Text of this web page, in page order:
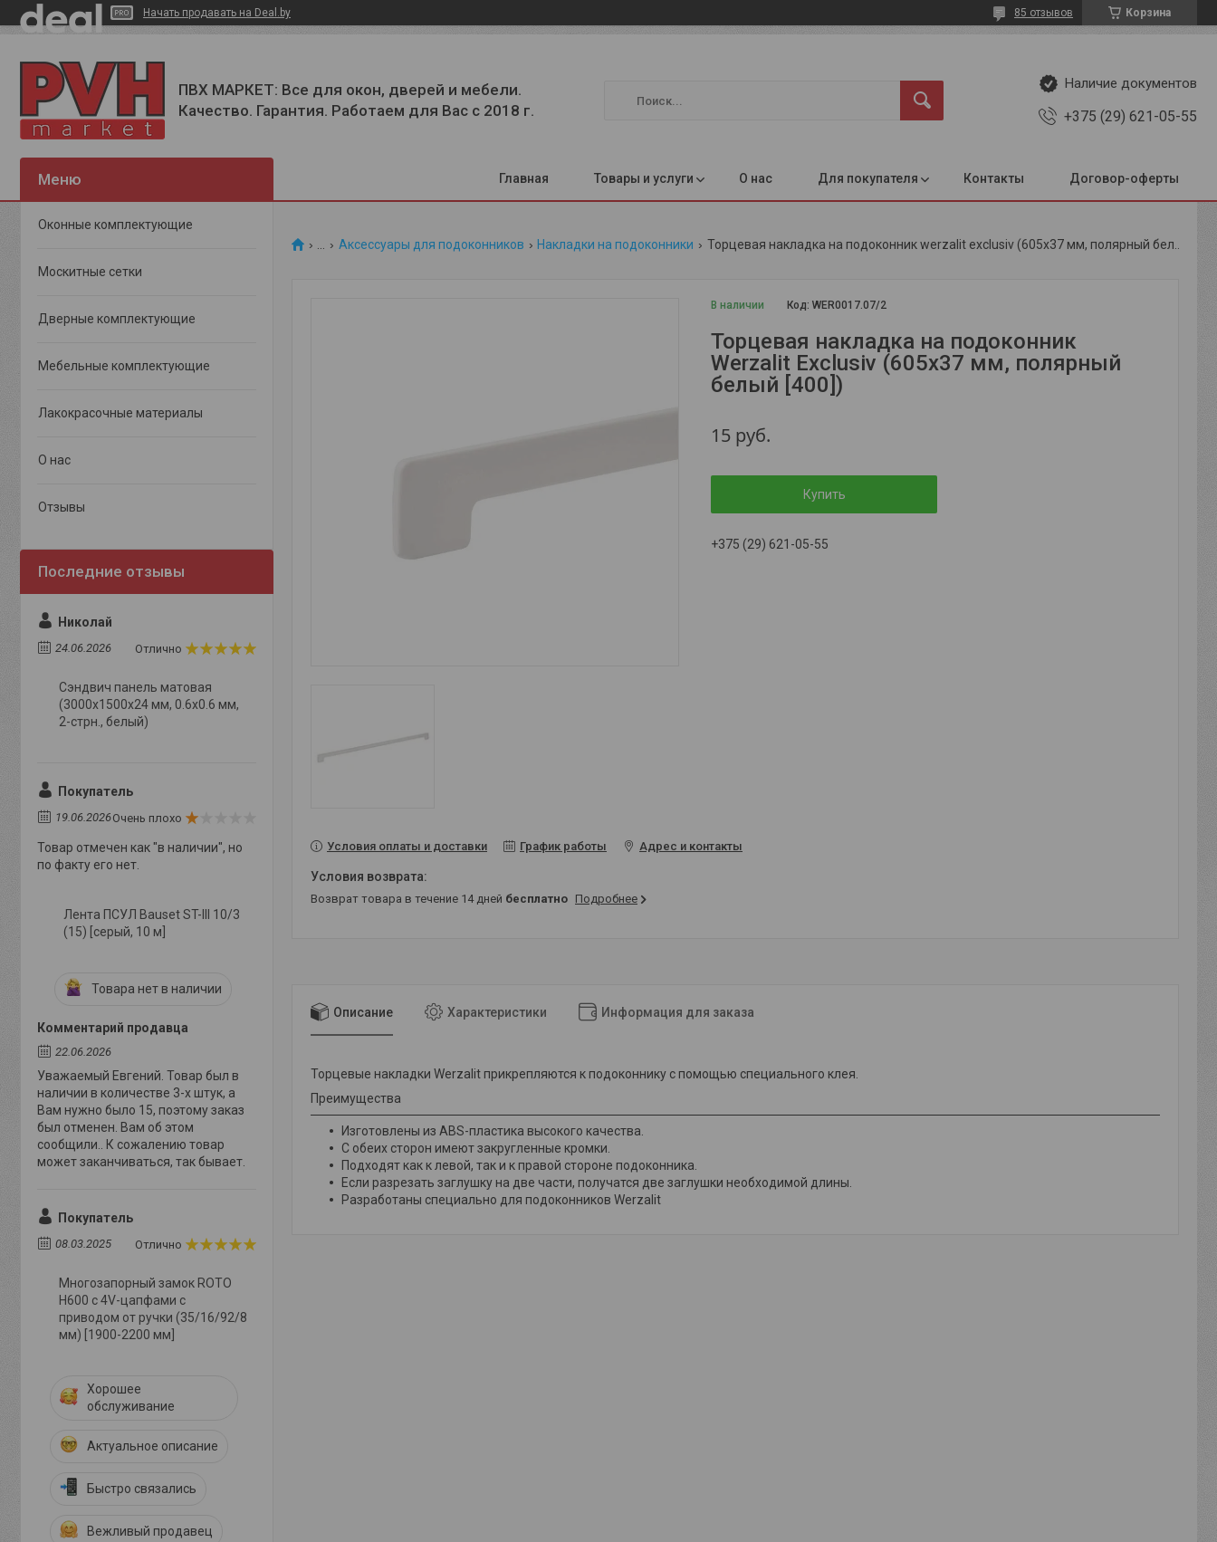
Начать продавать на Deal.by Корзина
85 отзывов
ПВХ МАРКЕТ: Все для окон, дверей и мебели.
Качество. Гарантия. Работаем для Вас с 2018 г.
Наличие документов
+375 (29) 621-05-55
Главная Товары и услуги О нас Для покупателя Контакты Договор-оферты
Аксессуары для подоконников Накладки на подоконники
В наличии Код:WER0017.07/2
Торцевая накладка на подоконник
Werzalit Exclusiv (605x37 мм, полярный
белый [400])
15 руб.
Купить
+375 (29) 621-05-55
Условия оплаты и доставки График работы Адрес и контакты
возврат товара в течение 14 дней бесплатно Подробнее
Описание Характеристики Информация для заказа
Торцевые накладки Werzalit прикрепляются к подоконнику с помощью специального клея.
Преимущества
Изготовлены из ABS-пластика высокого качества.
С обеих сторон имеют закругленные кромки.
Подходят как к левой, так и к правой стороне подоконника.
Если разрезать заглушку на две части, получатся две заглушки необходимой длины.
Разработаны специально для подоконников Werzalit
Оконные комплектующие
Москитные сетки
Дверные комплектующие
Мебельные комплектующие
Лакокрасочные материалы
О нас
Отзывы
Николай
24.06.2026 Отлично
Сэндвич панель матовая
(3000x1500x24 мм, 0.6х0.6 мм,
2-стрн., белый)
Покупатель
19.06.2026Очень плохо
Товар отмечен как "в наличии", но
по факту его нет.
Лента ПСУЛ Bauset ST-III 10/3
(15) [серый, 10 м]
Товара нет в наличии
Комментарий продавца
22.06.2026
Уважаемый Евгений. Товар был в
наличии в количестве 3-х штук, а
Вам нужно было 15, поэтому заказ
был отменен. Вам об этом
сообщили.. К сожалению товар
может заканчиваться, так бывает.
Покупатель
08.03.2025 Отлично
Многозапорный замок ROTO
Н600 с 4V-цапфами с
приводом от ручки (35/16/92/8
мм) [1900-2200 мм]
Хорошее
обслуживание
Актуальное описание
Быстро связались
Вежливый продавец